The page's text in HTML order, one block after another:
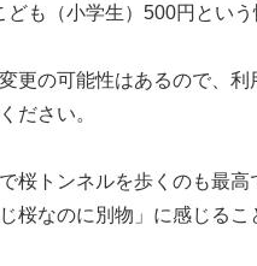
ども（小学生）500円とい
更の可能性はあるので、利
ださい。
桜トンネルを歩くのも最高
桜なのに別物」に感じるこ